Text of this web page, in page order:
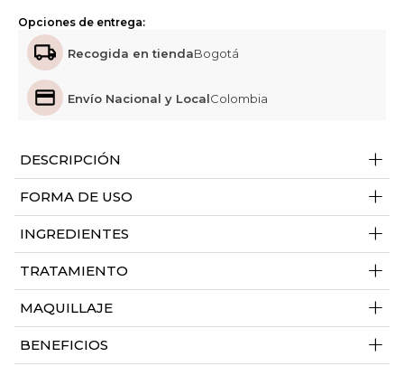
Opciones de entrega:
Recogida en tiendaBogotá
Envío Nacional y LocalColombia
DESCRIPCIÓN +
FORMA DE USO +
INGREDIENTES +
TRATAMIENTO +
MAQUILLAJE +
BENEFICIOS +